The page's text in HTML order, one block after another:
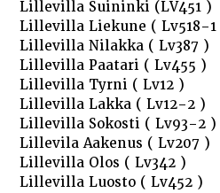
Lillevilla Suininki (LV451 )
Lillevilla Liekune ( Lv518-1
Lillevilla Nilakka ( Lv387 )
Lillevilla Paatari ( Lv455 )
Lillevilla Tyrni ( Lv12 )
Lillevilla Lakka ( Lv12-2 )
Lillevilla Sokosti ( Lv93-2 )
Lillevila Aakenus ( Lv207 )
Lillevilla Olos ( Lv342 )
Lillevilla Luosto ( Lv452 )